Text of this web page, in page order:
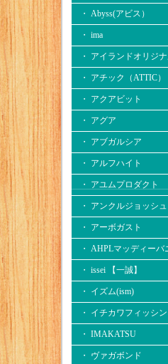
・ Abyss(アビス）
・ ima
・ アイランドオリジ
・ アチック（ATTIC）
・ アクアビット
・ アグア
・ アブガルシア
・ アルフハイト
・ アユムプロダクト
・ アンクルジョッシュ
・ アーボガスト
・ AHPLマッディーバ
・ issei 【一誠】
・ イズム(ism)
・ イチカワフィッシ
・ IMAKATSU
・ ヴァガボンド